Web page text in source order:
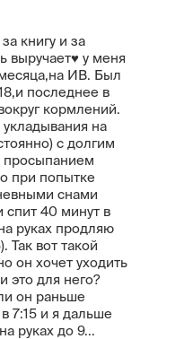
книгу и за
выручает♥️ у меня
ИВ. Был
последнее в
кормлений.
на
с долгим
просыпанием
при попытке
снами
спит 40 минут в
руках продляю
Так вот такой
он хочет уходить
это для него?
он раньше
в 7:15 и я дальше
руках до 9...